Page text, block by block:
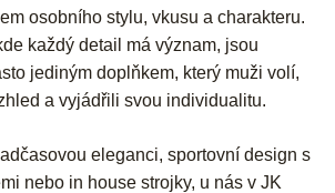
osobního stylu, vkusu a charakteru.
každý detail má význam, jsou
jediným doplňkem, který muži volí,
a vyjádřili svou individualitu.
eleganci, sportovní design s
nebo in house strojky, u nás v JK